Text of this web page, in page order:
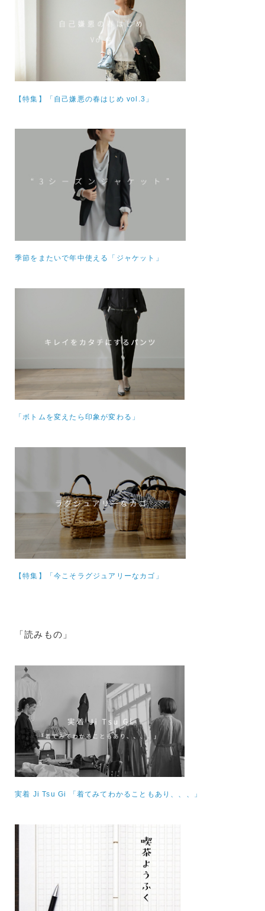
【特集】 「自己嫌悪の春はじめ vol.3」
季節をまたいで年中使える「ジャケット」
「ボトムを変えたら印象が変わる」
【特集】 「今こそラグジュアリーなカゴ」
「読みもの」
実着 Ji Tsu Gi 「着てみてわかることもあり、、、」